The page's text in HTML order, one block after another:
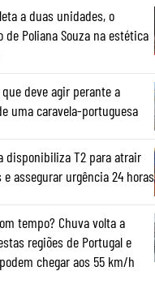
a duas unidades, o
de Poliana Souza na estética
deve agir perante a
uma caravela-portuguesa
disponibiliza T2 para atrair
e assegurar urgência 24 horas
tempo? Chuva volta a
regiões de Portugal e
chegar aos 55 km/h